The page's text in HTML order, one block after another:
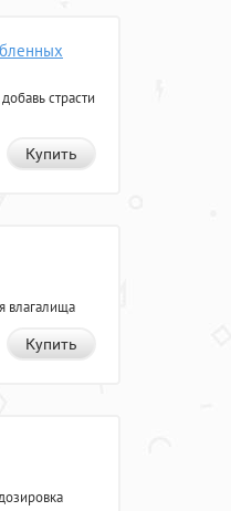
страсти
Купить
влагалища
Купить